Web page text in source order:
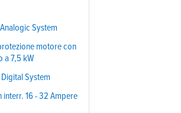
System
motore con
a 7,5 kW
System
interr. 16 - 32 Ampere